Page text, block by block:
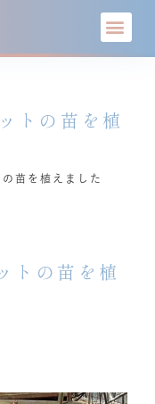
トの苗を植
苗を植えました
トの苗を植